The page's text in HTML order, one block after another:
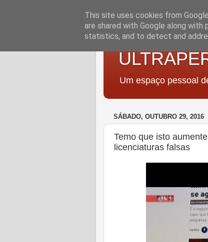
Um espaço pessoal
SÁBADO, OUTUBRO 29, 2016
Temo que isto
licenciaturas falsas
This site uses cookies from
are shared with Google along
statistics, and to detect and